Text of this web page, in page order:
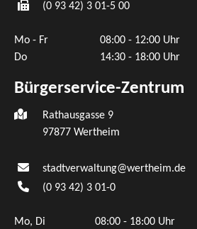
(0 93 42) 3 01-5 00
Mo - Fr
08:00 - 12:00 Uhr
Do
14:30 - 18:00 Uhr
Bürgerservice-Zentrum
Rathausgasse 9
97877 Wertheim
stadtverwaltung@wertheim.de
(0 93 42) 3 01-0
Mo, Di
08:00 - 18:00 Uhr